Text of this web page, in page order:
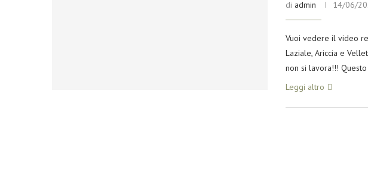
di admin 14/06/
Vuoi vedere il video
Laziale, Ariccia e
non si lavora!!!
Leggi altro